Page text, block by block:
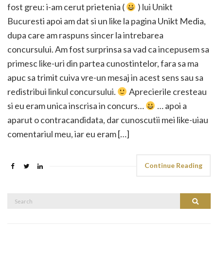
fost greu: i-am cerut prietenia (
) lui Unikt
Bucuresti apoi am dat si un like la pagina Unikt Media,
dupa care am raspuns sincer la intrebarea
concursului. Am fost surprinsa sa vad ca incepusem sa
primesc like-uri din partea cunostintelor, fara sa ma
apuc sa trimit cuiva vre-un mesaj in acest sens sau sa
redistribui linkul concursului.
Aprecierile cresteau
si eu eram unica inscrisa in concurs…
… apoi a
aparut o contracandidata, dar cunoscutii mei like-uiau
comentariul meu, iar eu eram […]
Continue Reading
Search